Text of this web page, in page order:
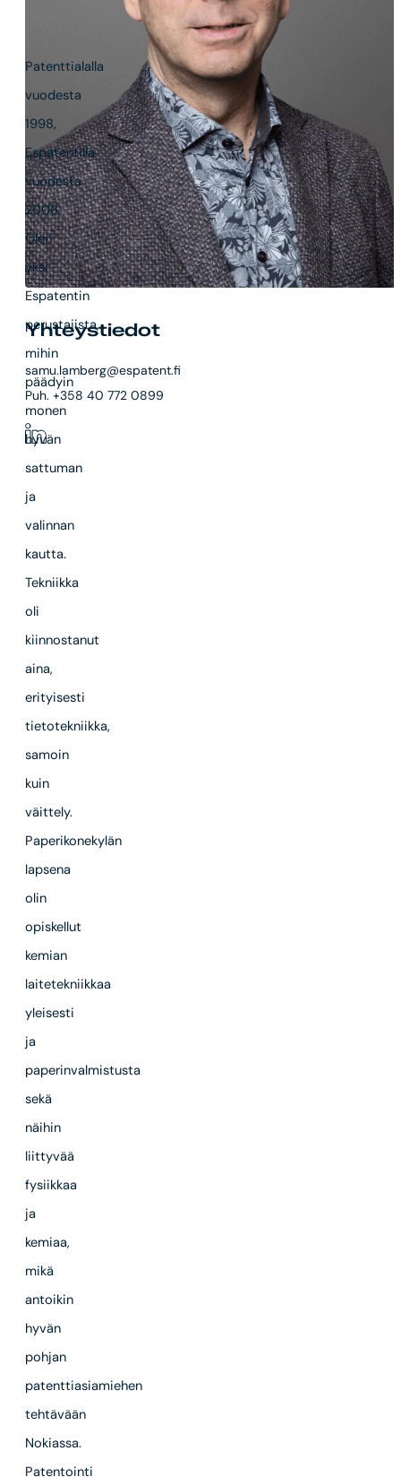
Perustajaosakas
Yhteystiedot
samu.lamberg@espatent.fi
Puh. +358 40 772 0899
Patenttialalla
vuodesta
1998,
Espatentilla
vuodesta
2006.
Olen
yksi
Espatentin
perustajista,
mihin
päädyin
monen
hyvän
sattuman
ja
valinnan
kautta.
Tekniikka
oli
kiinnostanut
aina,
erityisesti
tietotekniikka,
samoin
kuin
väittely.
Paperikonekylän
lapsena
olin
opiskellut
kemian
laitetekniikkaa
yleisesti
ja
paperinvalmistusta
sekä
näihin
liittyvää
fysiikkaa
ja
kemiaa,
mikä
antoikin
hyvän
pohjan
patenttiasiamiehen
tehtävään
Nokiassa.
Patentointi